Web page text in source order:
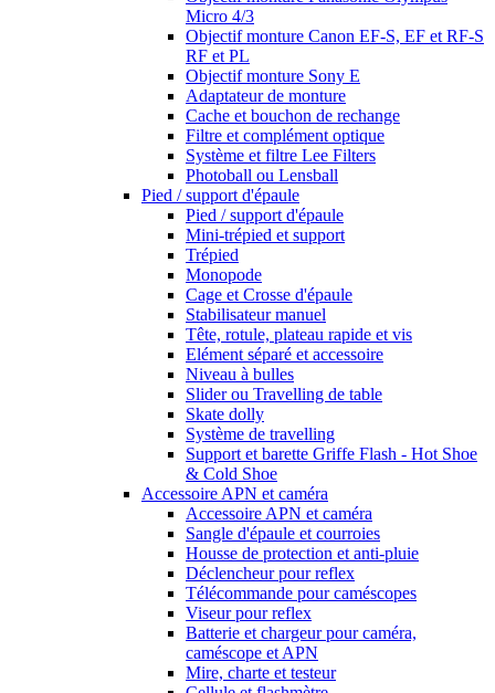
Micro 4/3
Objectif monture Canon EF-S, EF et RF-S
RF et PL
Objectif monture Sony E
Adaptateur de monture
Cache et bouchon de rechange
Filtre et complément optique
Système et filtre Lee Filters
Photoball ou Lensball
Pied / support d'épaule
Pied / support d'épaule
Mini-trépied et support
Trépied
Monopode
Cage et Crosse d'épaule
Stabilisateur manuel
Tête, rotule, plateau rapide et vis
Elément séparé et accessoire
Niveau à bulles
Slider ou Travelling de table
Skate dolly
Système de travelling
Support et barette Griffe Flash - Hot Shoe
& Cold Shoe
Accessoire APN et caméra
Accessoire APN et caméra
Sangle d'épaule et courroies
Housse de protection et anti-pluie
Déclencheur pour reflex
Télécommande pour caméscopes
Viseur pour reflex
Batterie et chargeur pour caméra,
caméscope et APN
Mire, charte et testeur